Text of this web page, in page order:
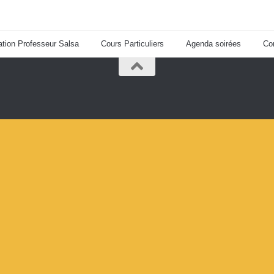
Professeur Salsa Cours Particuliers Agenda soirées